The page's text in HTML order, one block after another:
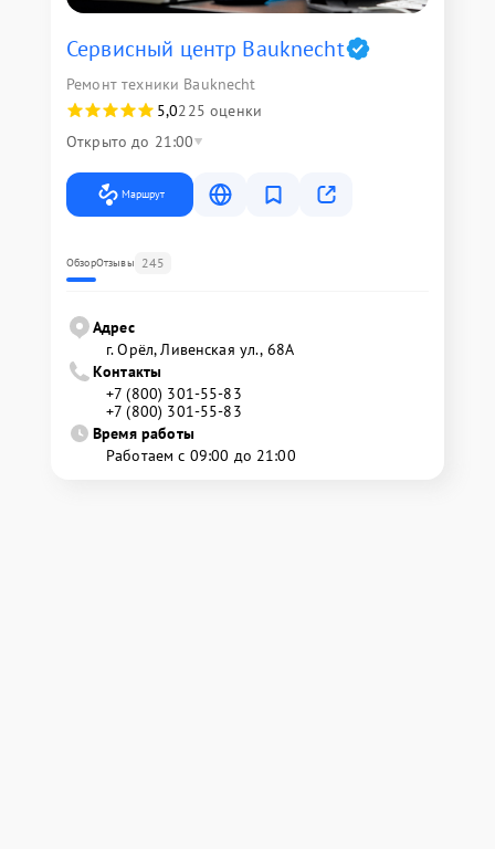
Сервисный центр Bauknecht
Ремонт техники Bauknecht
5,0225 оценки
Открыто до 21:00
Маршрут
ОбзорОтзывы 245
Адрес
г. Орёл, Ливенская ул., 68А
Контакты
+7 (800) 301-55-83
+7 (800) 301-55-83
Время работы
Работаем с 09:00 до 21:00